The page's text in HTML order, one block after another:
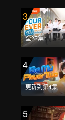
3
全25集
4
更新到第4集
5